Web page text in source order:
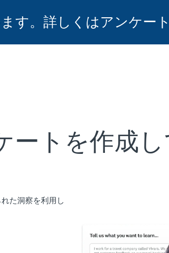
す。詳しくはアンケー
ートを作成
た洞察を利用し